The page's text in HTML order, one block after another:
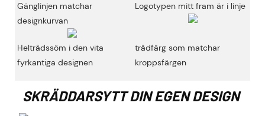
Gänglinjen matchar
designkurvan
Logotypen mitt fram är i linje
Heltrådssöm i den vita
fyrkantiga designen
trådfärg som matchar
kroppsfärgen
SKRÄDDARSYTT DIN EGEN DESIGN